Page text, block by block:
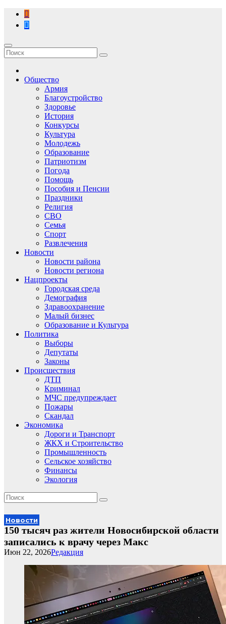
Перейти
содержимому
Общество
Армия
Благоустройство
Здоровье
История
Конкурсы
Культура
Молодежь
Образование
Патриотизм
Погода
Помощь
Пособия и Пенсии
Праздники
Религия
СВО
Семья
Спорт
Развлечения
Новости
Новости района
Новости региона
Нацпроекты
Городская среда
Демография
Здравоохранение
Малый бизнес
Образование и Культура
Политика
Выборы
Депутаты
Законы
Происшествия
ДТП
Криминал
МЧС предупреждает
Пожары
Скандал
Экономика
Дороги и Транспорт
ЖКХ и Строительство
Промышленность
Сельское хозяйство
Финансы
Экология
Новости
150 тысяч раз жители Новосибирской области
записались к врачу через Макс
Редакция
Июн 22, 2026